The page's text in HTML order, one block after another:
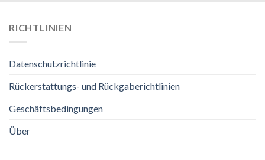
RICHTLINIEN
Datenschutzrichtlinie
Rückerstattungs- und Rückgaberichtlinien
Geschäftsbedingungen
Über